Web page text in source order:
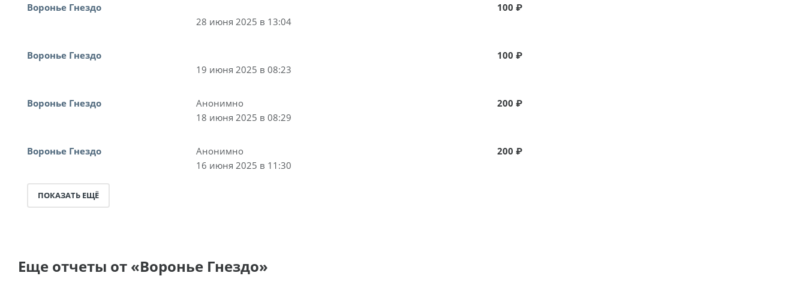
Воронье Гнездо
28 июня 2025 в 13:04
100 ₽
Воронье Гнездо
19 июня 2025 в 08:23
100 ₽
Воронье Гнездо
Анонимно
18 июня 2025 в 08:29
200 ₽
Воронье Гнездо
Анонимно
16 июня 2025 в 11:30
200 ₽
ПОКАЗАТЬ ЕЩЁ
Еще отчеты от «Воронье Гнездо»